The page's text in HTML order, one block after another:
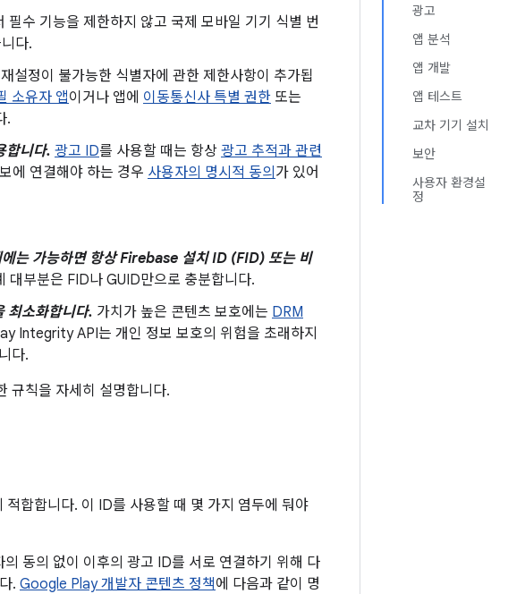
광고
앱 분석
앱 개발
앱 테스트
교차 기기 설치
보안
사용자 환경설
정
필수 기능을 제한하지 않고 국제 모바일 기기 식별 번
다.
정이 불가능한 식별자에 관한 제한사항이 추가됩
소유자 앱이거나 앱에 이동통신사 특별 권한 또는
.
합니다. 광고 ID를 사용할 때는 항상 광고 추적과 관련
에 연결해야 하는 경우 사용자의 명시적 동의 가 있어
는 가능하면 항상 Firebase 설치 ID (FID) 또는 비
대부분은 FID나 GUID만으로 충분합니다.
최소화합니다. 가치가 높은 콘텐츠 보호에는 DRM
Integrity API는 개인 정보 보호의 위험을 초래하지
다.
규칙을 자세히 설명합니다.
합합니다. 이 ID를 사용할 때 몇 가지 염두에 둬야
의 동의 없이 이후의 광고 ID를 서로 연결하기 위해 다
. Google Play 개발자 콘텐츠 정책에 다음과 같이 명